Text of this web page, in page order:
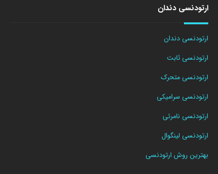
ارتودنسی دندان
ارتودنسی دندان
ارتودنسی ثابت
ارتودنسی متحرک
ارتودنسی سرامیکی
ارتودنسی نامرئی
ارتودنسی لینگوال
بهترین روش ارتودنسی